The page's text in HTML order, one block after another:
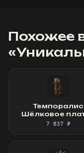
Похожее
«
Темпоралис
Шёлковое
7 837 ₽